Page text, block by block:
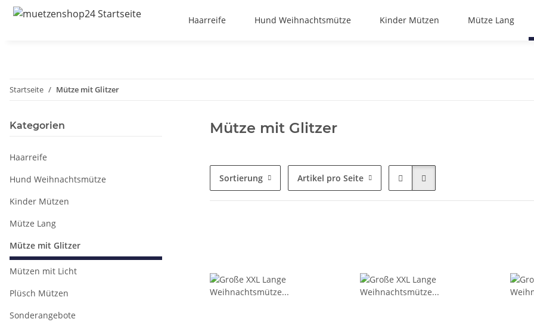
Haarreife Hund Weihnachtsmütze Kinder Mützen Mütze Lang
Startseite Mütze mit Glitzer
Mütze mit Glitzer
Sortierung Artikel pro Seite
Kategorien
Haarreife
Hund Weihnachtsmütze
Kinder Mützen
Mütze Lang
Mütze mit Glitzer
Mützen mit Licht
Plüsch Mützen
Sonderangebote